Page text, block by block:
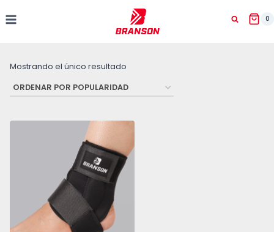
al
0
Mostrando el único resultado